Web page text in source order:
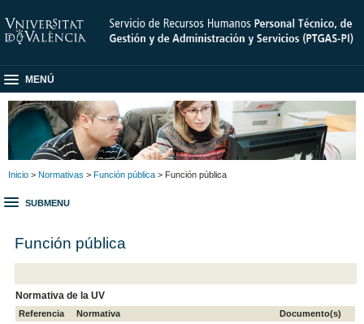
MENÚ
Inicio > Normativas > Función pública > Función pública
SUBMENU
Función pública
Normativa de la UV
Referencia Normativa
Documento(s)